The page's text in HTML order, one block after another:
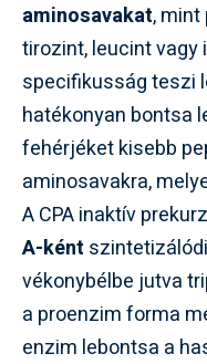
aminosavakat,
tirozint, leucint vagy
specifikusság teszi
hatékonyan bontsa
fehérjéket kisebb
aminosavakra,
A CPA inaktív
A-ként
vékonybélbe jutva
a proenzim forma
enzim lebontsa a